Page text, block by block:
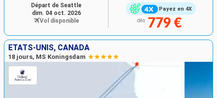
Payez en 4X
dès 779 €
Départ de Seattle
dim. 04 oct. 2026
Vol disponible
ÉTATS-UNIS, CANADA
18 jours, MS Koningsdam